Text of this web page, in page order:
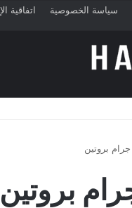
سياسة الخصوصية اتفاقية